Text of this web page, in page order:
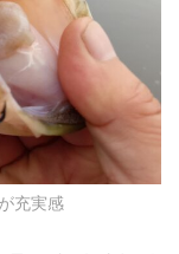
充実感